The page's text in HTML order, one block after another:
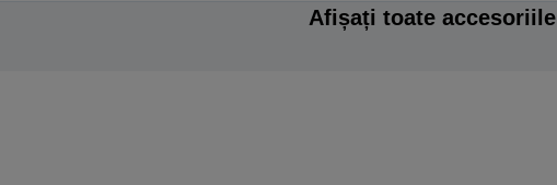
Afișați toate accesoriile